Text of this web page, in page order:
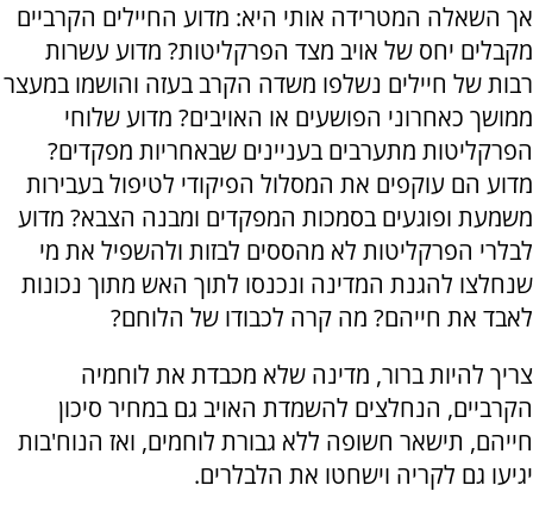
אך השאלה המטרידה אותי היא: מדוע החיילים הקרביים
מקבלים יחס של אויב מצד הפרקליטות? מדוע עשרות
רבות של חיילים נשלפו משדה הקרב בעזה והושמו במעצר
ממושך כאחרוני הפושעים או האויבים? מדוע שלוחי
הפרקליטות מתערבים בעניינים שבאחריות מפקדים?
מדוע הם עוקפים את המסלול הפיקודי לטיפול בעבירות
משמעת ופוגעים בסמכות המפקדים ומבנה הצבא? מדוע
לבלרי הפרקליטות לא מהססים לבזות ולהשפיל את מי
שנחלצו להגנת המדינה ונכנסו לתוך האש מתוך נכונות
לאבד את חייהם? מה קרה לכבודו של הלוחם?
צריך להיות ברור, מדינה שלא מכבדת את לוחמיה
הקרביים, הנחלצים להשמדת האויב גם במחיר סיכון
חייהם, תישאר חשופה ללא גבורת לוחמים, ואז הנוח'בות
יגיעו גם לקריה וישחטו את הלבלרים.